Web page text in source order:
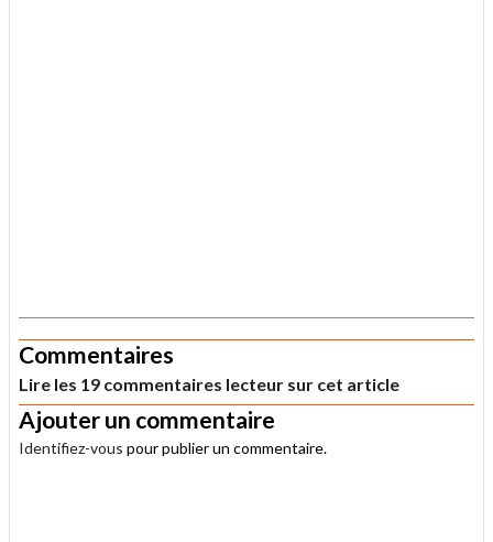
Commentaires
Lire les 19 commentaires lecteur sur cet article
Ajouter un commentaire
Identifiez-vous pour publier un commentaire.